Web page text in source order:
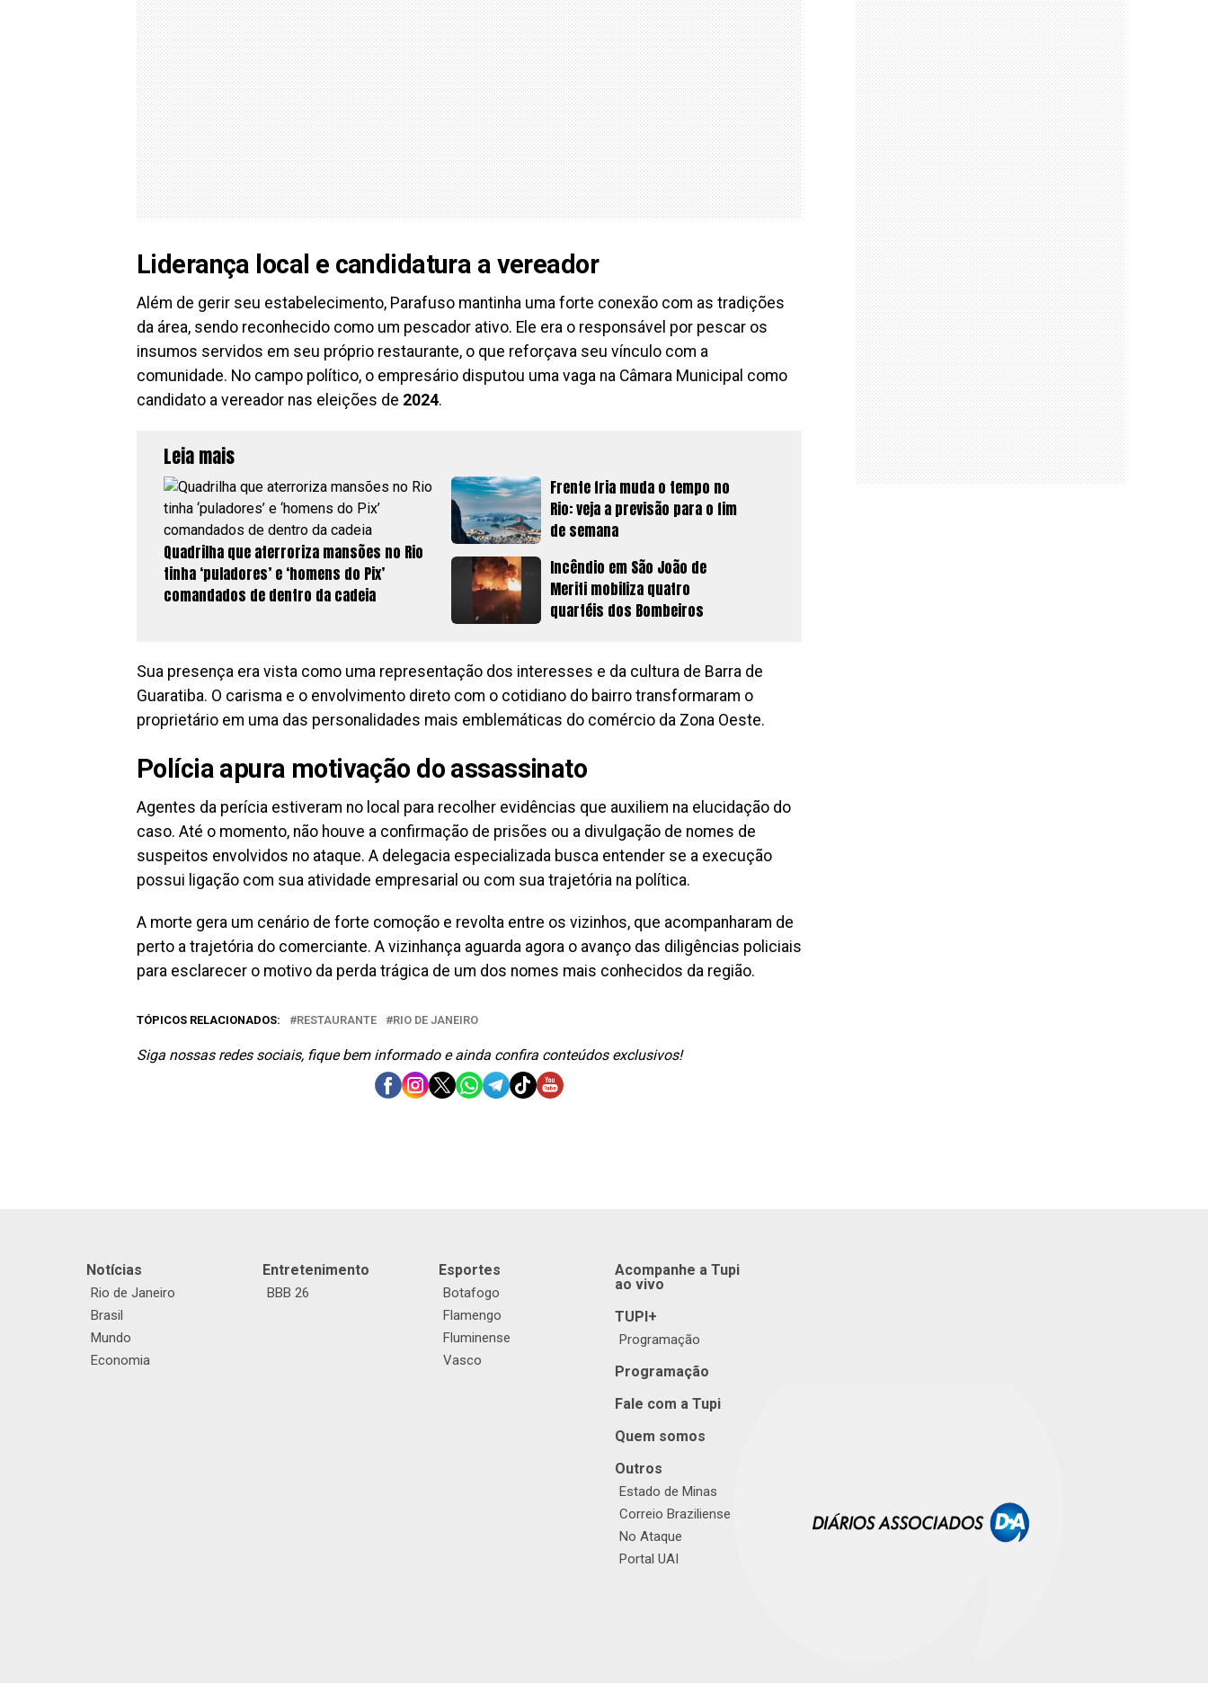
Liderança local e candidatura a vereador
Além de gerir seu estabelecimento, Parafuso mantinha uma forte conexão com as tradições
da área, sendo reconhecido como um pescador ativo. Ele era o responsável por pescar os
insumos servidos em seu próprio restaurante, o que reforçava seu vínculo com a
comunidade. No campo político, o empresário disputou uma vaga na Câmara Municipal como
candidato a vereador nas eleições de 2024.
Leia mais
Quadrilha que aterroriza mansões no Rio
tinha ‘puladores’ e ‘homens do Pix’
comandados de dentro da cadeia
Frente fria muda o tempo no
Rio: veja a previsão para o fim
de semana
Incêndio em São João de
Meriti mobiliza quatro
quartéis dos Bombeiros
Sua presença era vista como uma representação dos interesses e da cultura de Barra de
Guaratiba. O carisma e o envolvimento direto com o cotidiano do bairro transformaram o
proprietário em uma das personalidades mais emblemáticas do comércio da Zona Oeste.
Polícia apura motivação do assassinato
Agentes da perícia estiveram no local para recolher evidências que auxiliem na elucidação do
caso. Até o momento, não houve a confirmação de prisões ou a divulgação de nomes de
suspeitos envolvidos no ataque. A delegacia especializada busca entender se a execução
possui ligação com sua atividade empresarial ou com sua trajetória na política.
A morte gera um cenário de forte comoção e revolta entre os vizinhos, que acompanharam de
perto a trajetória do comerciante. A vizinhança aguarda agora o avanço das diligências policiais
para esclarecer o motivo da perda trágica de um dos nomes mais conhecidos da região.
TÓPICOS RELACIONADOS: RESTAURANTE RIO DE JANEIRO
Siga nossas redes sociais, fique bem informado e ainda confira conteúdos exclusivos!
Notícias
Rio de Janeiro
Brasil
Mundo
Economia
Entretenimento
BBB 26
Esportes
Botafogo
Flamengo
Fluminense
Vasco
Acompanhe a Tupi
ao vivo
TUPI+
Programação
Programação
Fale com a Tupi
Quem somos
Outros
Estado de Minas
Correio Braziliense
No Ataque
Portal UAI